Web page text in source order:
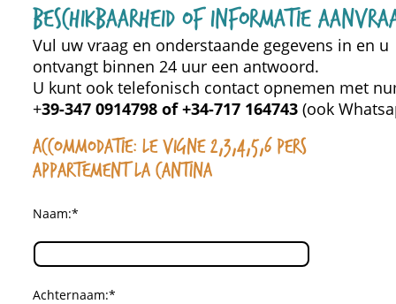
Beschikbaarheid of informatie
Vul uw vraag en onderstaande gegevens in en u
ontvangt binnen 24 uur een antwoord.
U kunt ook telefonisch contact opnemen met
+39-347 0914798 of +34-717 164743 (ook
Accommodatie: Le Vigne 2,3,4,5,6 pers
appartement La Cantina
Naam:*
Achternaam:*